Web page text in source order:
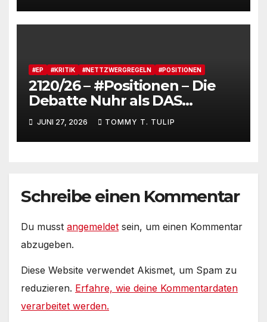
Gesamterlebnis auf Social
media
#EP #KRITIK #NETTZWERGREGELN #POSITIONEN
2120/26 – #Positionen – Die
Debatte Nuhr als DAS
Shitbürgerthema des
Internets – 36° Grad, es wird
noch heißer #Tageslied
JUNI 27, 2026 TOMMY T. TULIP
Schreibe einen Kommentar
Du musst angemeldet sein, um einen Kommentar
abzugeben.
Diese Website verwendet Akismet, um Spam zu
reduzieren. Erfahre, wie deine Kommentardaten
verarbeitet werden.